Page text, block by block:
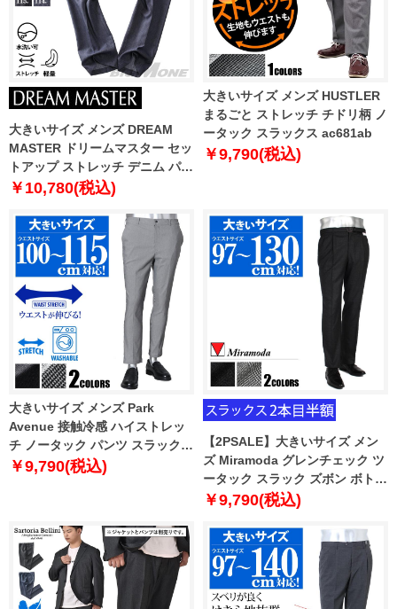
大きいサイズ メンズ DREAM
MASTER ドリームマスター セッ
トアップ ストレッチ デニム パン
ツ 軽量 ウォッシャブル
￥10,780(税込)
大きいサイズ メンズ HUSTLER
まるごと ストレッチ チドリ柄 ノ
ータック スラックス ac681ab
￥9,790(税込)
大きいサイズ メンズ Park
Avenue 接触冷感 ハイストレッ
チ ノータック パンツ スラックス
ウォッシャブル 120-64955
￥9,790(税込)
【2PSALE】大きいサイズ メン
ズ Miramoda グレンチェック ツ
ータック スラック ズボン ボトム
ス ビジネスパンツ 2789
￥9,790(税込)